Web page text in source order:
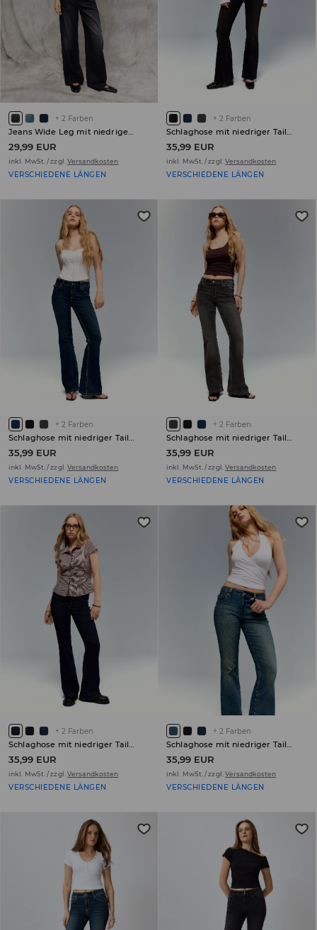
+ 2 Farben
29,99 EUR
inkl. MwSt. / zzgl. Versandkosten
VERSCHIEDENE LÄNGEN
+ 2 Farben
35,99 EUR
inkl. MwSt. / zzgl. Versandkosten
VERSCHIEDENE LÄNGEN
+ 2 Farben
Schlaghose mit niedriger Taille PETITE
35,99 EUR
inkl. MwSt. / zzgl.Versandkosten
VERSCHIEDENE LÄNGEN
+ 2 Farben
Schlaghose mit niedriger Taille PETITE
35,99 EUR
inkl. MwSt. / zzgl.Versandkosten
VERSCHIEDENE LÄNGEN
+ 2 Farben
Schlaghose mit niedriger Taille PETITE
35,99 EUR
inkl. MwSt. / zzgl. Versandkosten
VERSCHIEDENE LÄNGEN
+ 2 Farben
Schlaghose mit niedriger Taille PETITE
35,99 EUR
inkl. MwSt. / zzgl. Versandkosten
VERSCHIEDENE LÄNGEN